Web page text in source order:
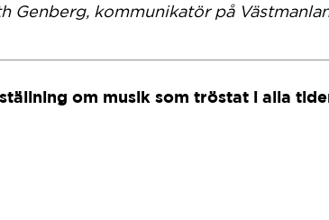
Genberg, kommunikatör på
om musik som tröstat i alla